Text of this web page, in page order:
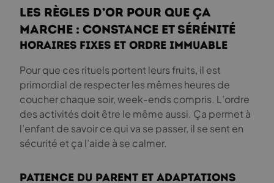
Les règles d’or pour que ça
marche : constance et sérénité
Horaires fixes et ordre immuable
Pour que ces rituels portent leurs fruits, il est
primordial de respecter les mêmes heures de
coucher chaque soir, week-ends compris. L’ordre
des activités doit être le même aussi. Ça permet à
l’enfant de savoir ce qui va se passer, il se sent en
sécurité et ça l’aide à se calmer.
Patience du parent et adaptations